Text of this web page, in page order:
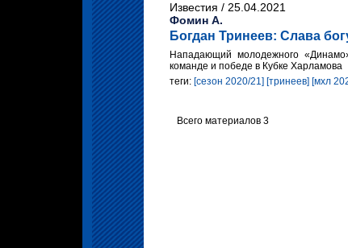
Известия / 25.04.2021
Фомин А.
Богдан Тринеев: Слава
Нападающий молодежного
команде и победе в Кубке Харламова
теги: [сезон 2020/21] [тринеев] [мхл
Всего материалов 3